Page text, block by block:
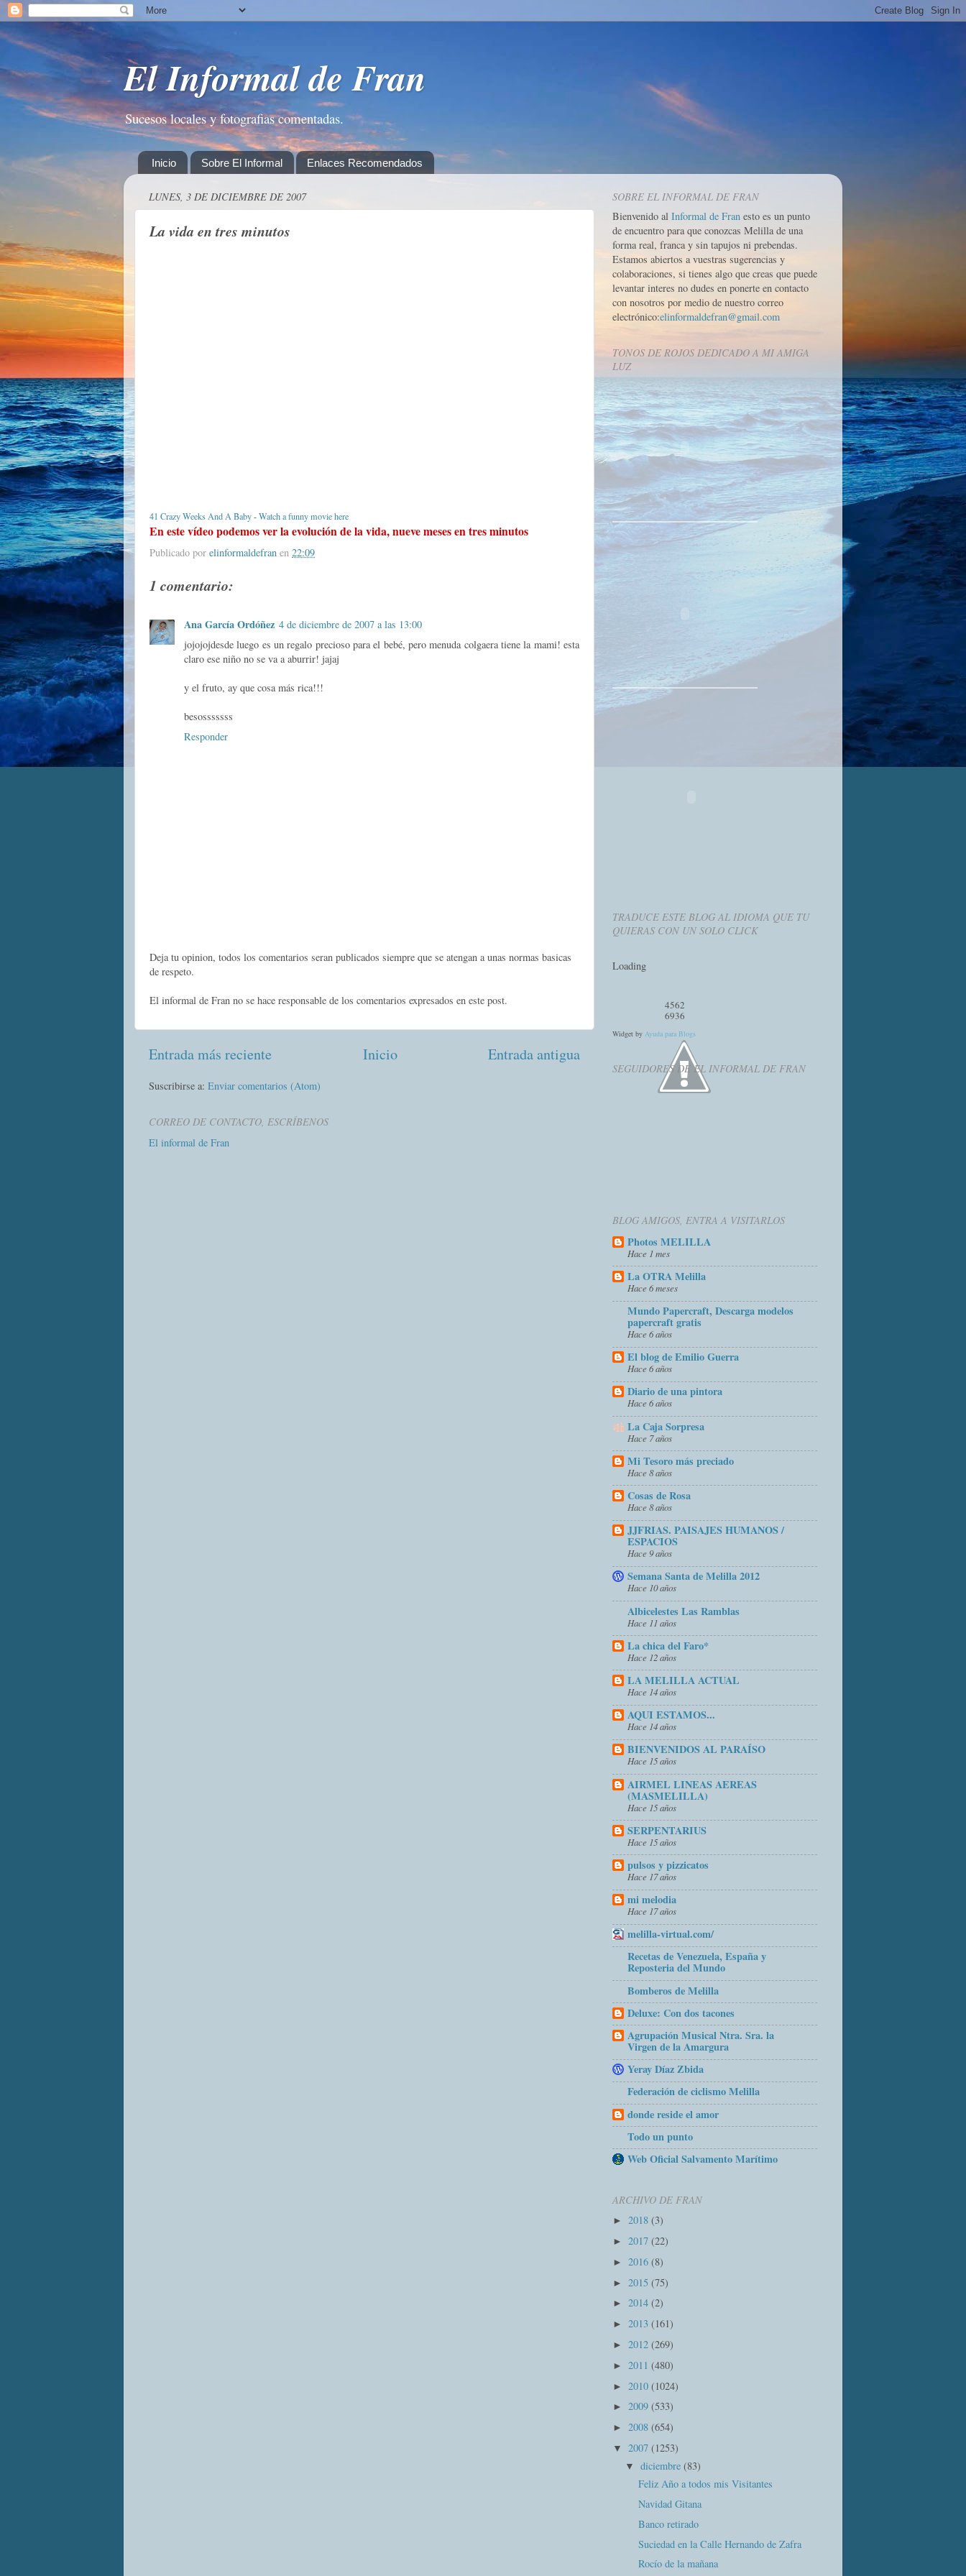
El Informal de Fran
Sucesos locales y fotografias comentadas.
Inicio Sobre El Informal Enlaces Recomendados
LUNES, 3 DE DICIEMBRE DE 2007
La vida en tres minutos
41 Crazy Weeks And A Baby-Watch a funny movie here
En este vídeo podemos ver la evolución de la vida, nueve meses en tres minutos
Publicado por elinformaldefran en 22:09
1 comentario:
Ana García Ordóñez 4 de diciembre de 2007 a las 13:00
jojojojdesde luego es un regalo precioso para el bebé, pero menuda colgaera tiene la mami! esta
claro ese niño no se va a aburrir! jajaj
y el fruto, ay que cosa más rica!!!
besosssssss
Responder
Deja tu opinion, todos los comentarios seran publicados siempre que se atengan a unas normas basicas
de respeto.
El informal de Fran no se hace responsable de los comentarios expresados en este post.
Entrada más reciente Entrada antigua
Inicio
Suscribirse a: Enviar comentarios (Atom)
CORREO DE CONTACTO, ESCRÍBENOS
El informal de Fran
SOBRE EL INFORMAL DE FRAN
Bienvenido al Informal de Fran esto es un punto
de encuentro para que conozcas Melilla de una
forma real, franca y sin tapujos ni prebendas.
Estamos abiertos a vuestras sugerencias y
colaboraciones, si tienes algo que creas que puede
levantar interes no dudes en ponerte en contacto
con nosotros por medio de nuestro correo
electrónico:elinformaldefran@gmail.com
TONOS DE ROJOS DEDICADO A MI AMIGA
LUZ
TRADUCE ESTE BLOG AL IDIOMA QUE TU
QUIERAS CON UN SOLO CLICK
Loading
4562
6936
Widget by Ayuda para Blogs
SEGUIDORES DE EL INFORMAL DE FRAN
BLOG AMIGOS, ENTRA A VISITARLOS
Photos MELILLA
Hace 1 mes
La OTRA Melilla
Hace 6 meses
Mundo Papercraft, Descarga modelos
papercraft gratis
Hace 6 años
El blog de Emilio Guerra
Hace 6 años
Diario de una pintora
Hace 6 años
La Caja Sorpresa
Hace 7 años
Mi Tesoro más preciado
Hace 8 años
Cosas de Rosa
Hace 8 años
JJFRIAS. PAISAJES HUMANOS /
ESPACIOS
Hace 9 años
Semana Santa de Melilla 2012
Hace 10 años
Albicelestes Las Ramblas
Hace 11 años
La chica del Faro*
Hace 12 años
LA MELILLA ACTUAL
Hace 14 años
AQUI ESTAMOS...
Hace 14 años
BIENVENIDOS AL PARAÍSO
Hace 15 años
AIRMEL LINEAS AEREAS
(MASMELILLA)
Hace 15 años
SERPENTARIUS
Hace 15 años
pulsos y pizzicatos
Hace 17 años
mi melodia
Hace 17 años
melilla-virtual.com/
Recetas de Venezuela, España y
Reposteria del Mundo
Bomberos de Melilla
Deluxe: Con dos tacones
Agrupación Musical Ntra. Sra. la
Virgen de la Amargura
Yeray Díaz Zbida
Federación de ciclismo Melilla
donde reside el amor
Todo un punto
Web Oficial Salvamento Marítimo
ARCHIVO DE FRAN
► 2018 (3)
► 2017 (22)
► 2016 (8)
► 2015 (75)
► 2014 (2)
► 2013 (161)
► 2012 (269)
► 2011 (480)
► 2010 (1024)
► 2009 (533)
► 2008 (654)
▼ 2007 (1253)
▼diciembre(83)
Feliz Año a todos mis Visitantes
Navidad Gitana
Banco retirado
Suciedad en la Calle Hernando de Zafra
Rocío de la mañana